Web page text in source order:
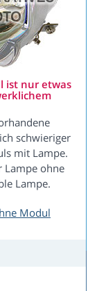
ist nur etwas
schwieriger
mit Lampe.
Lampe ohne
Lampe.
Modul